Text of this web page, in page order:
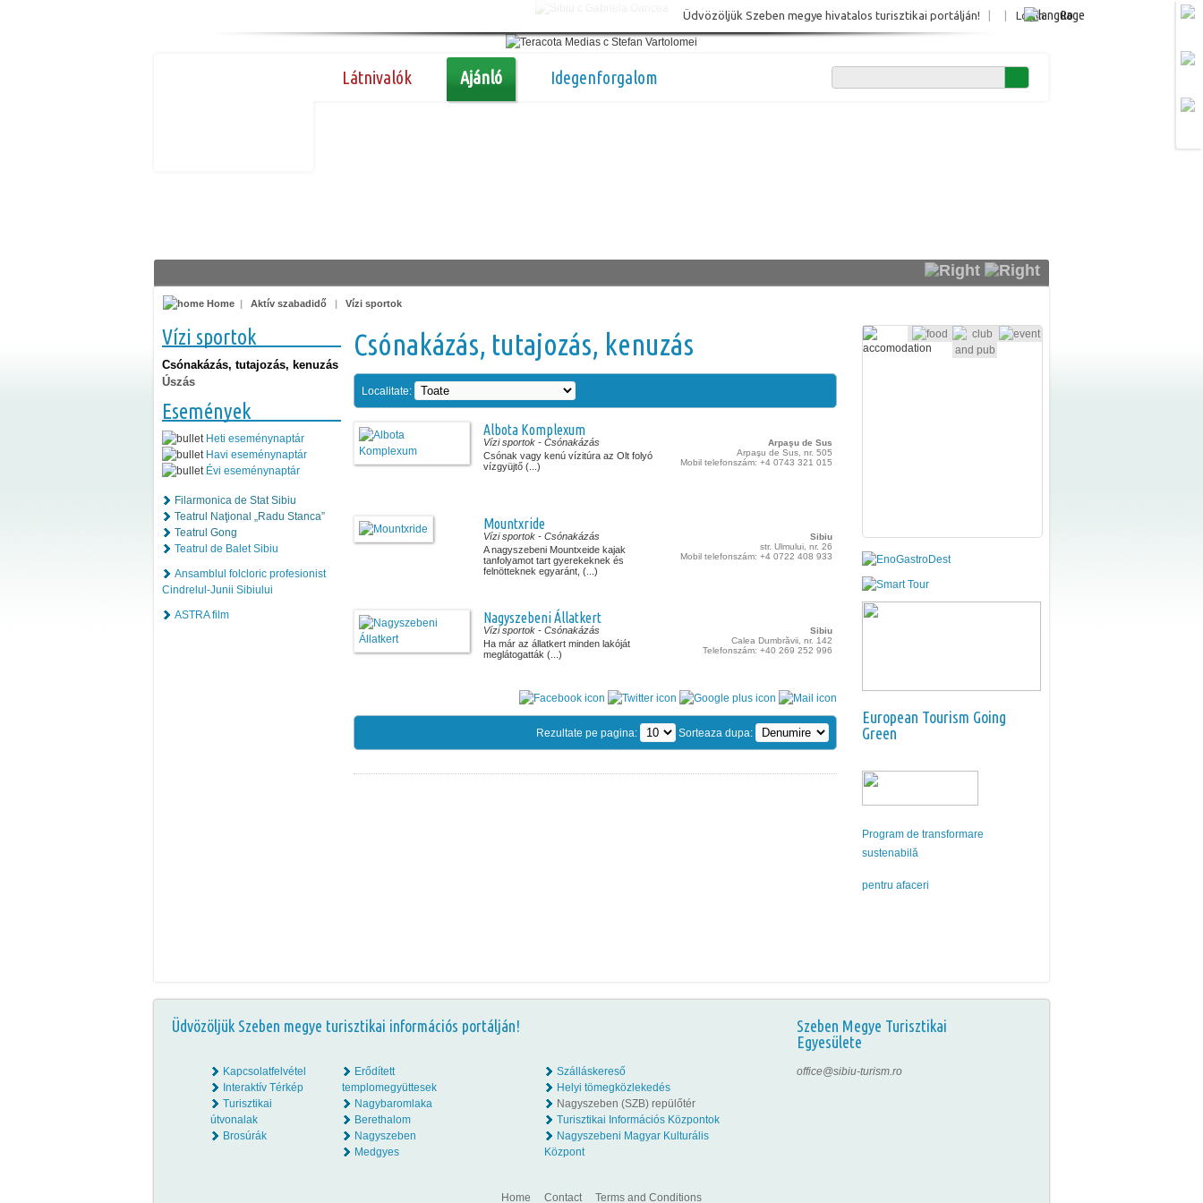
Login Ro
Üdvözöljük Szeben megye hivatalos turisztikai portálján!
Látnivalók Ajánló Idegenforgalom
Home | Aktív szabadidő | Vízi sportok
Vízi sportok
Csónakázás, tutajozás, kenuzás
Úszás
Események
Heti eseménynaptár
Havi eseménynaptár
Évi eseménynaptár
Filarmonica de Stat Sibiu
Teatrul Naţional „Radu Stanca”
Teatrul Gong
Teatrul de Balet Sibiu
Ansamblul folcloric profesionist
Cindrelul-Junii Sibiului
ASTRA film
Csónakázás, tutajozás, kenuzás
Localitate:
Albota Komplexum
Arpaşu de Sus
Arpaşu de Sus, nr. 505
Mobil telefonszám: +4 0743 321 015
Vízi sportok - Csónakázás
Csónak vagy kenú vízitúra az Olt folyó
vízgyüjtő (...)
Mountxride
Sibiu
str. Ulmului, nr. 26
Mobil telefonszám: +4 0722 408 933
Vízi sportok - Csónakázás
A nagyszebeni Mountxeide kajak
tanfolyamot tart gyerekeknek és
felnötteknek egyaránt, (...)
Nagyszebeni Állatkert
Sibiu
Calea Dumbrăvii, nr. 142
Telefonszám: +40 269 252 996
Vízi sportok - Csónakázás
Ha már az állatkert minden lakóját
meglátogatták (...)
Rezultate pe pagina: Sorteaza dupa:
European Tourism Going
Green
Program de transformare
sustenabilă
pentru afaceri
Üdvözöljük Szeben megye turisztikai információs portálján!
Szeben Megye Turisztikai
Egyesülete
Kapcsolatfelvétel
Interaktív Térkép
Turisztikai
útvonalak
Brosúrák
Erődített
templomegyüttesek
Nagybaromlaka
Berethalom
Nagyszeben
Medgyes
Szálláskereső
Helyi tömegközlekedés
Nagyszeben (SZB) repülőtér
Turisztikai Információs Központok
Nagyszebeni Magyar Kulturális
Központ
office@sibiu-turism.ro
Home Contact Terms and Conditions